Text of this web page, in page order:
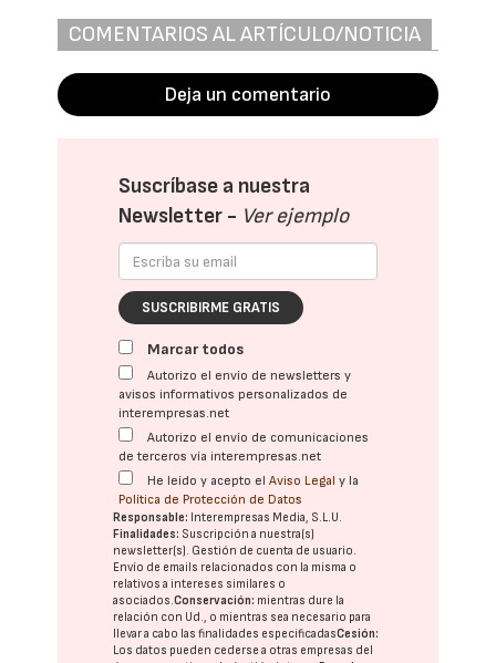
COMENTARIOS AL ARTÍCULO/NOTICIA
Deja un comentario
Suscríbase a nuestra
Newsletter - Ver ejemplo
SUSCRIBIRME GRATIS
Marcar todos
Autorizo el envío de newsletters y
avisos informativos personalizados de
interempresas.net
Autorizo el envío de comunicaciones
de terceros vía interempresas.net
He leído y acepto elAviso Legal y la
Política de Protección de Datos
Responsable: Interempresas Media, S.L.U.
Finalidades: Suscripción a nuestra(s)
newsletter(s). Gestión de cuenta de usuario.
Envío de emails relacionados con la misma o
relativos a intereses similares o
asociados.Conservación: mientras dure la
relación con Ud., o mientras sea necesario para
llevar a cabo las finalidades especificadasCesión:
Los datos pueden cederse a otras empresas del